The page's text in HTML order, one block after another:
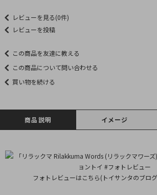
レビューを見る(0件)
レビューを投稿
この商品を友達に教える
この商品について問い合わせる
買い物を続ける
商品説明 イメージ
フォトレビューはこちら(トイサンタのブロ